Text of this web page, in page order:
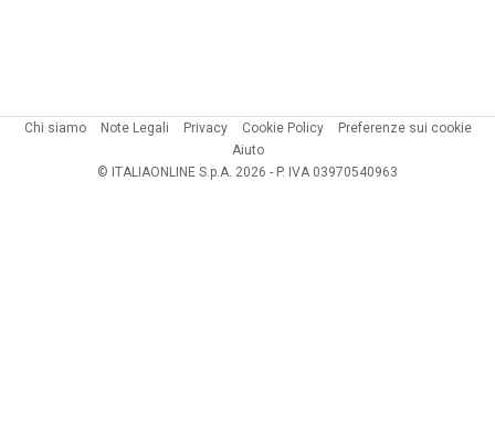
Chi siamo Note Legali Privacy Cookie Policy
Preferenze sui cookie
Aiuto
© ITALIAONLINE S.p.A. 2026 - P. IVA 03970540963